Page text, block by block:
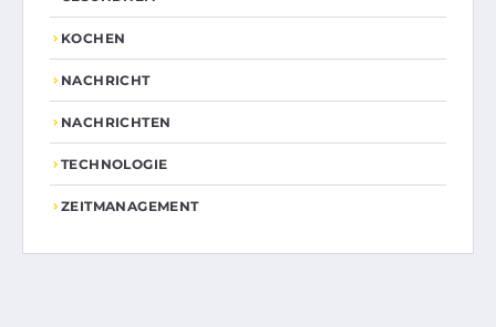
KOCHEN
NACHRICHT
NACHRICHTEN
TECHNOLOGIE
ZEITMANAGEMENT